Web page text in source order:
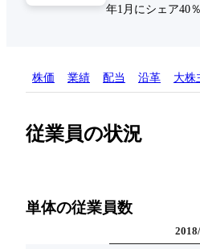
年1月にシェア40
株価 業績 配当 沿革 大株
従業員の状況
単体の従業員数
2018/